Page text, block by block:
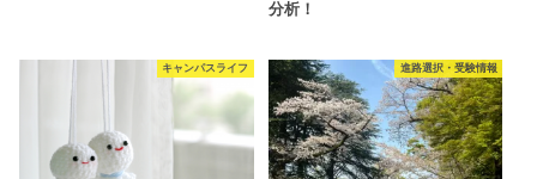
分析！
キャンパスライフ 進路選択・受験情報